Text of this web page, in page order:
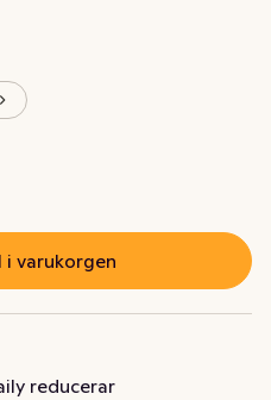
i varukorgen
reducerar